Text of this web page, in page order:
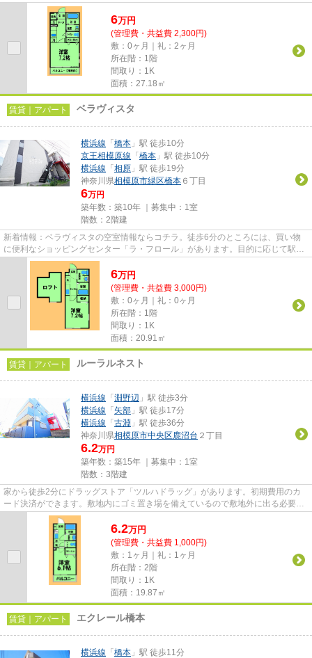
クセスが便利になる、2駅利用...
6万円
(管理費・共益費 2,300円)
敷：0ヶ月｜礼：2ヶ月
所在階：1階
間取り：1K
面積：27.18㎡
賃貸｜アパート ベラヴィスタ
横浜線 「 橋本 」駅 徒歩10分
京王相模原線 「 橋本 」駅 徒歩10分
横浜線 「 相原 」駅 徒歩19分
神奈川県相模原市緑区橋本 ６丁目
6万円
築年数：築10年 ｜募集中： 1室
階数：2階建
新着情報：ベラヴィスタの空室情報ならコチラ。徒歩6分のところには、買い物
に便利なショッピングセンター「ラ・フロール」があります。目的に応じて駅を
選べることが、2駅利用できる...
6万円
(管理費・共益費 3,000円)
敷：0ヶ月｜礼：0ヶ月
所在階：1階
間取り：1K
面積：20.91㎡
賃貸｜アパート ルーラルネスト
横浜線 「 淵野辺 」駅 徒歩3分
横浜線 「 矢部 」駅 徒歩17分
横浜線 「 古淵 」駅 徒歩36分
神奈川県相模原市中央区鹿沼台 ２丁目
6.2万円
築年数：築15年 ｜募集中： 1室
階数：3階建
家から徒歩2分にドラッグストア「ツルハドラッグ」があります。初期費用のカ
ード決済ができます。敷地内にゴミ置き場を備えているので敷地外に出る必要が
無く、短時間でごみ出しを終え...
6.2万円
(管理費・共益費 1,000円)
敷：1ヶ月｜礼：1ヶ月
所在階：2階
間取り：1K
面積：19.87㎡
賃貸｜アパート エクレール橋本
横浜線 「 橋本 」駅 徒歩11分